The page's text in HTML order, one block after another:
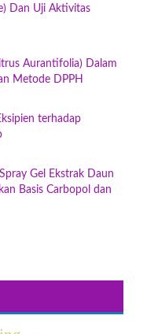
Dan Uji Aktivitas
Aurantifolia) Dalam
Metode DPPH
terhadap
Gel Ekstrak Daun
Basis Carbopol dan